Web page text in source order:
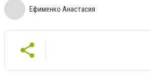
Ефименко Анастасия